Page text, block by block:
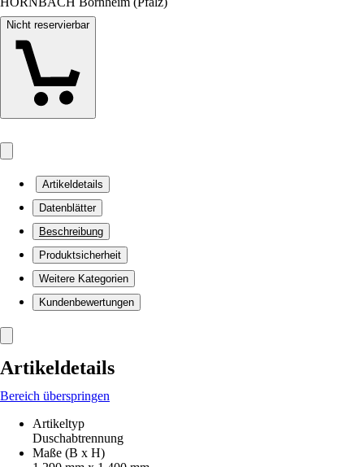
Nicht reservierbar
Artikeldetails
Datenblätter
Beschreibung
Produktsicherheit
Weitere Kategorien
Kundenbewertungen
Artikeldetails
Bereich überspringen
Artikeltyp
Duschabtrennung
Maße (B x H)